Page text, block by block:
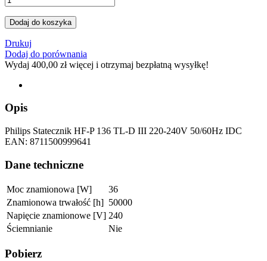
Dodaj do koszyka
Drukuj
Dodaj do porównania
Wydaj 400,00 złwięcej i otrzymaj bezpłatną wysyłkę!
Opis
Philips Statecznik HF-P 136 TL-D III 220-240V 50/60Hz IDC
EAN: 8711500999641
Dane techniczne
Moc znamionowa [W]
36
Znamionowa trwałość [h] 50000
Napięcie znamionowe [V] 240
Ściemnianie
Nie
Pobierz